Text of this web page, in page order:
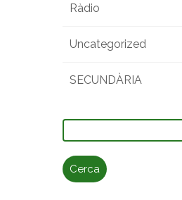
Ràdio
Uncategorized
SECUNDÀRIA